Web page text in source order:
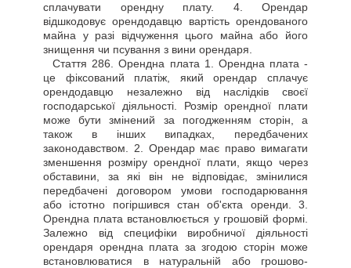
сплачувати орендну плату. 4. Орендар
відшкодовує орендодавцю вартість орендованого
майна у разі відчуження цього майна або його
знищення чи псування з вини орендаря.
Стаття 286. Орендна плата 1. Орендна плата -
це фіксований платіж, який орендар сплачує
орендодавцю незалежно від наслідків своєї
господарської діяльності. Розмір орендної плати
може бути змінений за погодженням сторін, а
також в інших випадках, передбачених
законодавством. 2. Орендар має право вимагати
зменшення розміру орендної плати, якщо через
обставини, за які він не відповідає, змінилися
передбачені договором умови господарювання
або істотно погіршився стан об'єкта оренди. 3.
Орендна плата встановлюється у грошовій формі.
Залежно від специфіки виробничої діяльності
орендаря орендна плата за згодою сторін може
встановлюватися в натуральній або грошово-